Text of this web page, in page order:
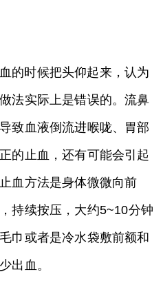
的时候把头仰起来，认为
法实际上是错误的。流鼻
致血液倒流进喉咙、胃部
的止血，还有可能会引起
血方法是身体微微向前
持续按压，大约5~10分钟
巾或者是冷水袋敷前额和
出血。